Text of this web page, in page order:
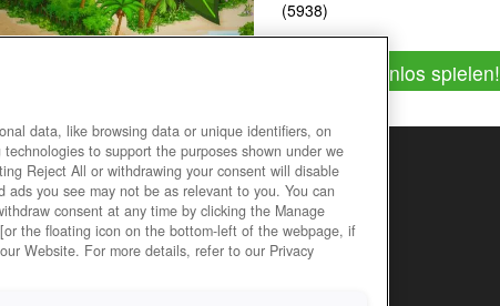
Jetzt kostenlos spielen!
data, like browsing data or unique identifiers, on
to support the purposes shown under we
Reject All or withdrawing your consent will disable
you see may not be as relevant to you. You can
consent at any time by clicking the Manage
the floating icon on the bottom-left of the webpage, if
Website. For more details, refer to our Privacy